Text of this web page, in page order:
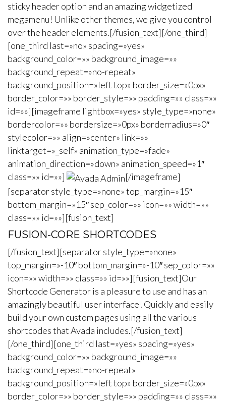
sticky header option and an amazing widgetized
megamenu! Unlike other themes, we give you control
over the header elements.[/fusion_text][/one_third]
[one_third last=»no» spacing=»yes»
background_color=»» background_image=»»
background_repeat=»no-repeat»
background_position=»left top» border_size=»0px»
border_color=»» border_style=»» padding=»» class=»»
id=»»][imageframe lightbox=»yes» style_type=»none»
bordercolor=»» bordersize=»0px» borderradius=»0″
stylecolor=»» align=»center» link=»»
linktarget=»_self» animation_type=»fade»
animation_direction=»down» animation_speed=»1″
class=»» id=»»]
[/imageframe]
[separator style_type=»none» top_margin=»15″
bottom_margin=»15″ sep_color=»» icon=»» width=»»
class=»» id=»»][fusion_text]
FUSION-CORE SHORTCODES
[/fusion_text][separator style_type=»none»
top_margin=»-10″ bottom_margin=»-10″ sep_color=»»
icon=»» width=»» class=»» id=»»][fusion_text]Our
Shortcode Generator is a pleasure to use and has an
amazingly beautiful user interface! Quickly and easily
build your own custom pages using all the various
shortcodes that Avada includes.[/fusion_text]
[/one_third][one_third last=»yes» spacing=»yes»
background_color=»» background_image=»»
background_repeat=»no-repeat»
background_position=»left top» border_size=»0px»
border_color=»» border_style=»» padding=»» class=»»